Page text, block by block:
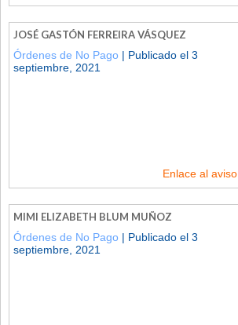
JOSÉ GASTÓN FERREIRA VÁSQUEZ
Órdenes de No Pago | Publicado el 3
septiembre, 2021
Enlace al aviso
MIMI ELIZABETH BLUM MUÑOZ
Órdenes de No Pago | Publicado el 3
septiembre, 2021